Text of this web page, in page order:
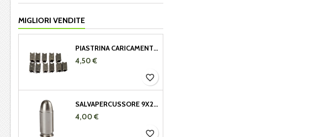
MIGLIORI VENDITE
PIASTRINA CARICAMENTO GARAND 308 - 30.06
4,50 €
favorite_border
SALVAPERCUSSORE 9X21 IN METALLO
4,00 €
favorite_border